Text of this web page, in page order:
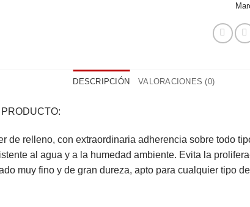
DESCRIPCIÓN VALORACIONES (0)
de relleno, con extraordinaria adherencia sobre todo
al agua y a la humedad ambiente. Evita la
muy fino y de gran dureza, apto para cualquier tipo